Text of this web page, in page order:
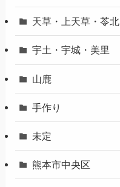
天草・上天草・苓北
宇土・宇城・美里
山鹿
手作り
未定
熊本市中央区